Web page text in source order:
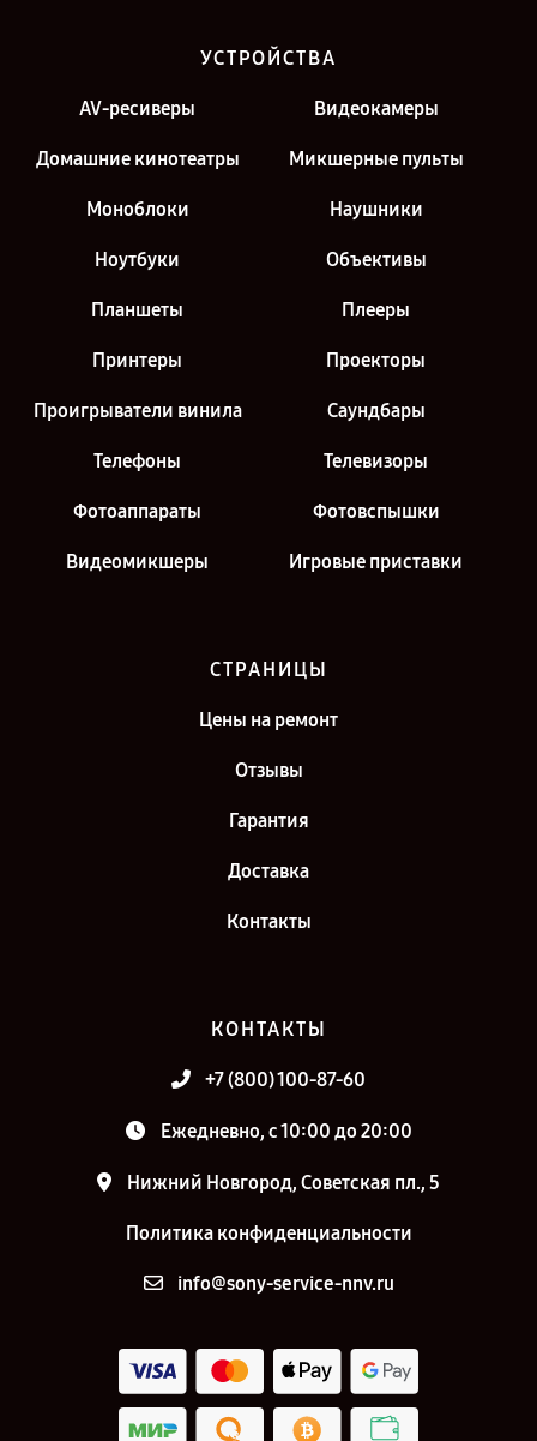
УСТРОЙСТВА
AV-ресиверы Видеокамеры
Домашние кинотеатры Микшерные пульты
Моноблоки Наушники
Ноутбуки Объективы
Планшеты Плееры
Принтеры Проекторы
Проигрыватели винила Саундбары
Телефоны Телевизоры
Фотоаппараты Фотовспышки
Видеомикшеры Игровые приставки
СТРАНИЦЫ
Цены на ремонт
Отзывы
Гарантия
Доставка
Контакты
КОНТАКТЫ
+7 (800) 100-87-60
Ежедневно, с 10:00 до 20:00
Нижний Новгород, Советская пл., 5
Политика конфиденциальности
info@sony-service-nnv.ru